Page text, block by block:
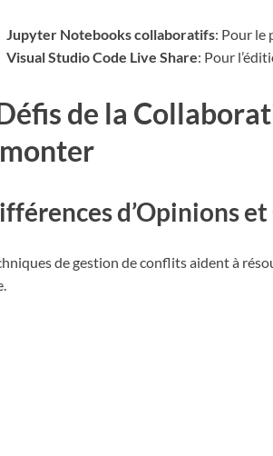
Jupyter Notebooks collaboratifs: Pour le
Visual Studio Code Live Share: Pour
de la
d’Opinions
de gestion de conflits aident à